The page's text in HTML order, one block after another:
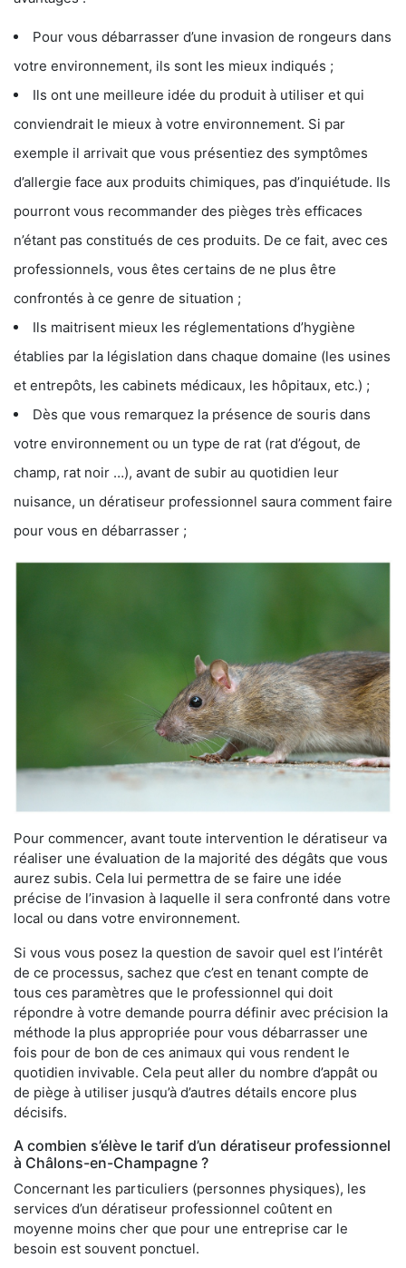
Pour vous débarrasser d’une invasion de rongeurs dans
votre environnement, ils sont les mieux indiqués ;
Ils ont une meilleure idée du produit à utiliser et qui
conviendrait le mieux à votre environnement. Si par
exemple il arrivait que vous présentiez des symptômes
d’allergie face aux produits chimiques, pas d’inquiétude. Ils
pourront vous recommander des pièges très efficaces
n’étant pas constitués de ces produits. De ce fait, avec ces
professionnels, vous êtes certains de ne plus être
confrontés à ce genre de situation ;
Ils maitrisent mieux les réglementations d’hygiène
établies par la législation dans chaque domaine (les usines
et entrepôts, les cabinets médicaux, les hôpitaux, etc.) ;
Dès que vous remarquez la présence de souris dans
votre environnement ou un type de rat (rat d’égout, de
champ, rat noir …), avant de subir au quotidien leur
nuisance, un dératiseur professionnel saura comment faire
pour vous en débarrasser ;
Pour commencer, avant toute intervention le dératiseur va
réaliser une évaluation de la majorité des dégâts que vous
aurez subis. Cela lui permettra de se faire une idée
précise de l’invasion à laquelle il sera confronté dans votre
local ou dans votre environnement.
Si vous vous posez la question de savoir quel est l’intérêt
de ce processus, sachez que c’est en tenant compte de
tous ces paramètres que le professionnel qui doit
répondre à votre demande pourra définir avec précision la
méthode la plus appropriée pour vous débarrasser une
fois pour de bon de ces animaux qui vous rendent le
quotidien invivable. Cela peut aller du nombre d’appât ou
de piège à utiliser jusqu’à d’autres détails encore plus
décisifs.
A combien s’élève le tarif d’un dératiseur professionnel
à Châlons-en-Champagne ?
Concernant les particuliers (personnes physiques), les
services d’un dératiseur professionnel coûtent en
moyenne moins cher que pour une entreprise car le
besoin est souvent ponctuel.